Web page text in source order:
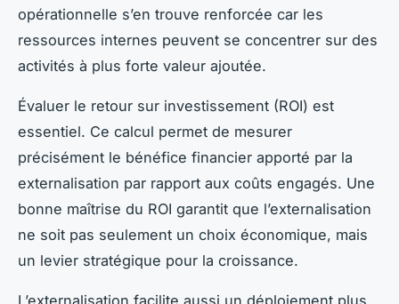
opérationnelle s’en trouve renforcée car les
ressources internes peuvent se concentrer sur des
activités à plus forte valeur ajoutée.
Évaluer le retour sur investissement (ROI) est
essentiel. Ce calcul permet de mesurer
précisément le bénéfice financier apporté par la
externalisation par rapport aux coûts engagés. Une
bonne maîtrise du ROI garantit que l’externalisation
ne soit pas seulement un choix économique, mais
un levier stratégique pour la croissance.
L’externalisation facilite aussi un déploiement plus